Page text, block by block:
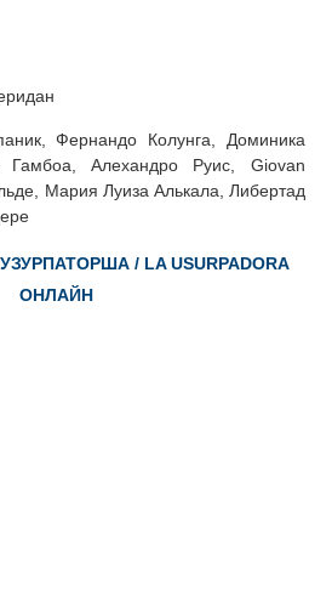
Фернандо Колунга, Доминика
Алехандро Руис, Giovan
Мария Луиза Алькала, Либертад
/ LA USURPADORA
ОНЛАЙН